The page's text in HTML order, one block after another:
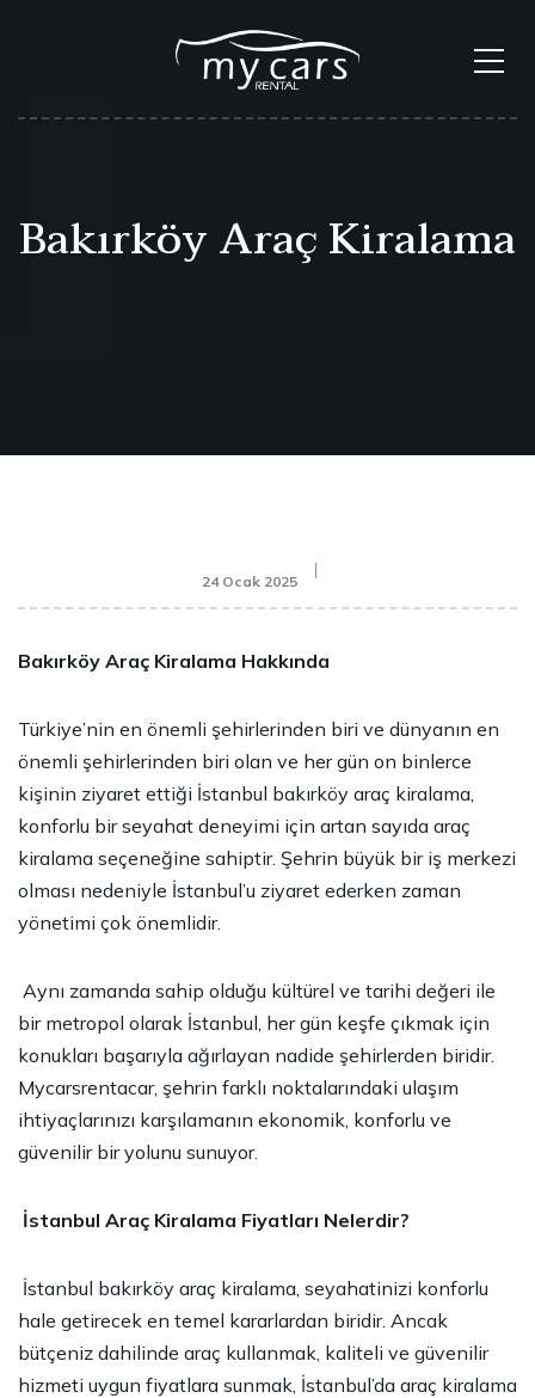
Bakırköy Araç Kiralama
24 Ocak 2025
Bakırköy Araç Kiralama Hakkında
Türkiye’nin en önemli şehirlerinden biri ve dünyanın en
önemli şehirlerinden biri olan ve her gün on binlerce
kişinin ziyaret ettiği İstanbul bakırköy araç kiralama,
konforlu bir seyahat deneyimi için artan sayıda araç
kiralama seçeneğine sahiptir. Şehrin büyük bir iş merkezi
olması nedeniyle İstanbul’u ziyaret ederken zaman
yönetimi çok önemlidir.
Aynı zamanda sahip olduğu kültürel ve tarihi değeri ile
bir metropol olarak İstanbul, her gün keşfe çıkmak için
konukları başarıyla ağırlayan nadide şehirlerden biridir.
Mycarsrentacar, şehrin farklı noktalarındaki ulaşım
ihtiyaçlarınızı karşılamanın ekonomik, konforlu ve
güvenilir bir yolunu sunuyor.
İstanbul Araç Kiralama Fiyatları Nelerdir?
İstanbul bakırköy araç kiralama, seyahatinizi konforlu
hale getirecek en temel kararlardan biridir. Ancak
bütçeniz dahilinde araç kullanmak, kaliteli ve güvenilir
hizmeti uygun fiyatlara sunmak, İstanbul’da araç kiralama